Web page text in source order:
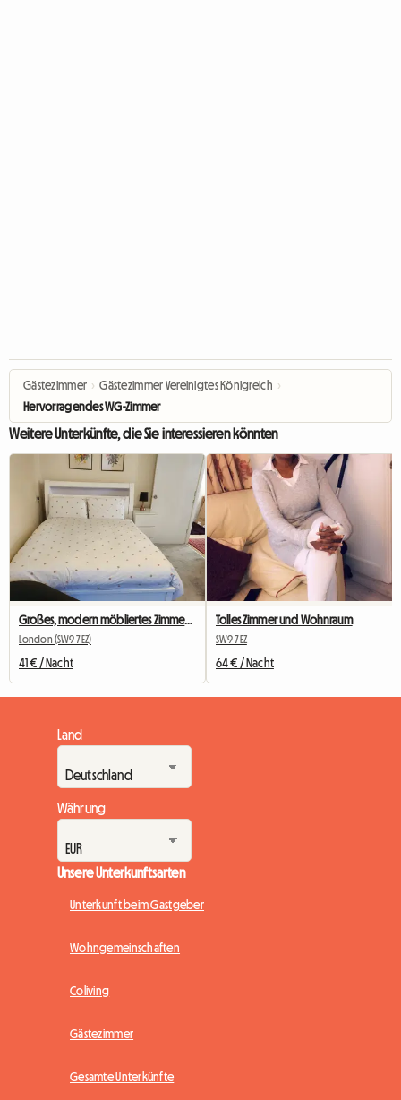
Gästezimmer › Gästezimmer Vereinigtes Königreich ›
Hervorragendes WG-Zimmer
Weitere Unterkünfte, die Sie interessieren könnten
Großes, modern möbliertes Zimmer zu vermieten
London (SW9 7EZ)
41 € / Nacht
Tolles Zimmer und Wohnraum
SW9 7EZ
64 € / Nacht
Land
Währung
Unsere Unterkunftsarten
Unterkunft beim Gastgeber
Wohngemeinschaften
Coliving
Gästezimmer
Gesamte Unterkünfte